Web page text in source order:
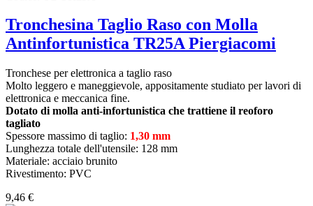
Tronchesina Taglio Raso con Molla
Antinfortunistica TR25A Piergiacomi
Tronchese per elettronica a taglio raso
Molto leggero e maneggievole, appositamente studiato per lavori di
elettronica e meccanica fine.
Dotato di molla anti-infortunistica che trattiene il reoforo
tagliato
Spessore massimo di taglio: 1,30 mm
Lunghezza totale dell'utensile: 128 mm
Materiale: acciaio brunito
Rivestimento: PVC
9,46 €